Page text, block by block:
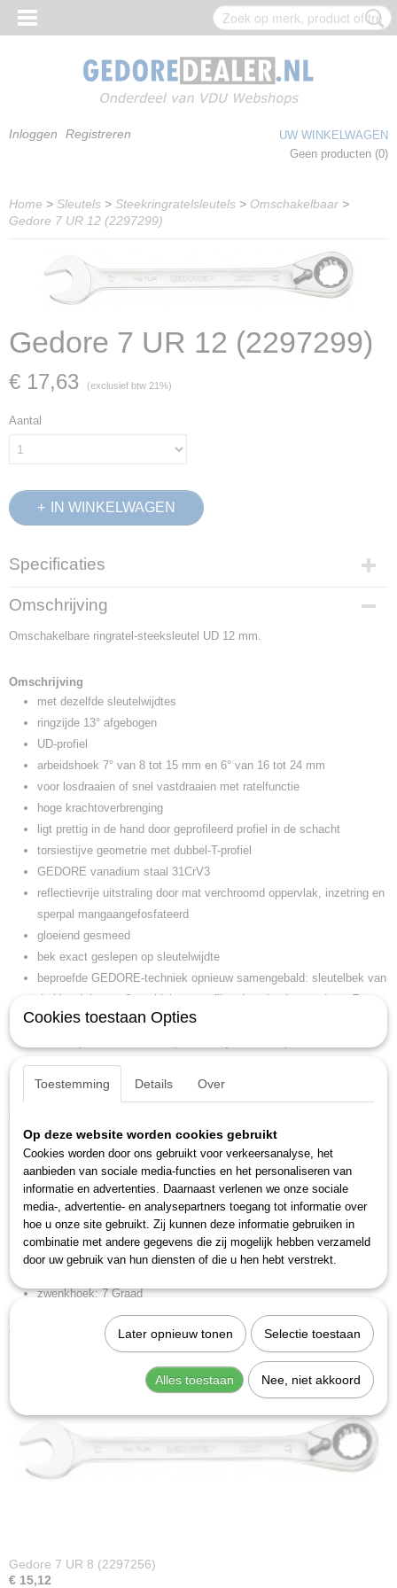
Inloggen Registreren
UW WINKELWAGEN
Geen producten (0)
Home > Sleutels > Steekringratelsleutels > Omschakelbaar >
Gedore 7 UR 12 (2297299)
Gedore 7 UR 12 (2297299)
€ 17,63 (exclusief btw 21%)
Aantal
IN WINKELWAGEN
Specificaties
Productcode
2297299
EAN code
Productcode leverancier
0,07 Kg
Afmetingen (l,b,h)
18,50 x 5,50 x 3,50 cm
Omschrijving
Omschakelbare ringratel-steeksleutel UD 12 mm.
Omschrijving
met dezelfde sleutelwijdtes
ringzijde 13° afgebogen
UD-profiel
arbeidshoek 7° van 8 tot 15 mm en 6° van 16 tot 24 mm
voor losdraaien of snel vastdraaien met ratelfunctie
hoge krachtoverbrenging
ligt prettig in de hand door geprofileerd profiel in de schacht
torsiestijve geometrie met dubbel-T-profiel
GEDORE vanadium staal 31CrV3
reflectievrije uitstraling door mat verchroomd oppervlak, inzetring en
sperpal mangaangefosfateerd
gloeiend gesmeed
bek exact geslepen op sleutelwijdte
beproefde GEDORE-techniek opnieuw samengebald: sleutelbek van
de klassieker nr. 6, stabiele, geprofileerde schacht van de nr. 7 en
het doorontwikkelde mechanisme van de U20-ratel
als (bit-)ratel worden gebruikt
Patent voor Europa aangemeld
sleutelwijdte: 12 mm
kopbreedte (b b1 n w3): 23,6 mm
kopbreedte (b2): 27,5 mm
kophoogte (a a1 b h l2 t): 8,6 mm
kophoogte (a2): 4,6 mm
zwenkhoek: 7 Graad
Ook interessant
Gedore 7 UR 8 (2297256)
€ 15,12
Cookies toestaan Opties
Toestemming Details Over
Op deze website worden cookies gebruikt
Cookies worden door ons gebruikt voor verkeersanalyse, het
aanbieden van sociale media-functies en het personaliseren van
informatie en advertenties. Daarnaast verlenen we onze sociale
media-, advertentie- en analysepartners toegang tot informatie over
hoe u onze site gebruikt. Zij kunnen deze informatie gebruiken in
combinatie met andere gegevens die zij mogelijk hebben verzameld
door uw gebruik van hun diensten of die u hen hebt verstrekt.
Later opnieuw tonen Selectie toestaan
Alles toestaan Nee, niet akkoord